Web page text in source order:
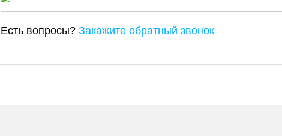
Есть вопросы? Закажите обратный звонок